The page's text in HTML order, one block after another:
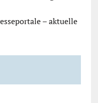
– aktuelle